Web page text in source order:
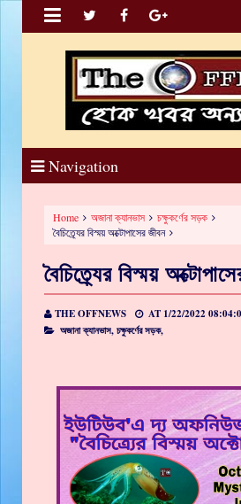

Navigation
Home অজানা ক্যানভাস
চক্ষুকর্ণের সড়ক
বৈচিত্র্যের বিস্ময় অক্টোপাসের জীবন
বৈচিত্র্যের বিস্ময়
THE OFFNEWS AT 1/22/2022
অজানা ক্যানভাস,চক্ষুকর্ণের সড়ক,